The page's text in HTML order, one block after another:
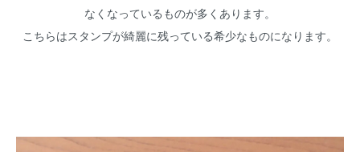
なくなっているものが多くあります。
こちらはスタンプが綺麗に残っている希少なものになります。